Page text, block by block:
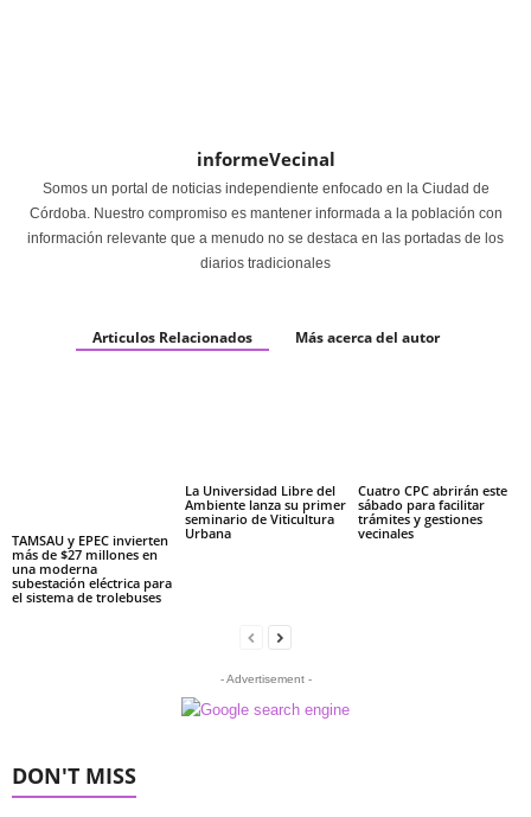
informeVecinal
Somos un portal de noticias independiente enfocado en la Ciudad de
Córdoba. Nuestro compromiso es mantener informada a la población con
información relevante que a menudo no se destaca en las portadas de los
diarios tradicionales
Articulos Relacionados Más acerca del autor
TAMSAU y EPEC invierten
más de $27 millones en
una moderna
subestación eléctrica para
el sistema de trolebuses
La Universidad Libre del
Ambiente lanza su primer
seminario de Viticultura
Urbana
Cuatro CPC abrirán este
sábado para facilitar
trámites y gestiones
vecinales
- Advertisement -
DON'T MISS